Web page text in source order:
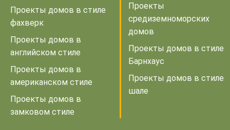
Проекты домов в стиле
фахверк
Проекты домов в
английском стиле
Проекты домов в
американском стиле
Проекты домов в
замковом стиле
Проекты
средиземноморских
домов
Проекты домов в стиле
Барнхаус
Проекты домов в стиле
шале